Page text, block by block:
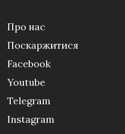
Про нас
Поскаржитися
Facebook
Youtube
Telegram
Instagram